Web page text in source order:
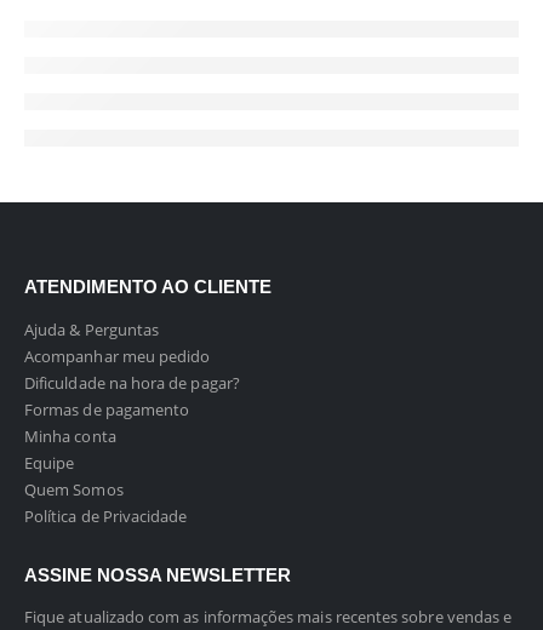
ATENDIMENTO AO CLIENTE
Ajuda & Perguntas
Acompanhar meu pedido
Dificuldade na hora de pagar?
Formas de pagamento
Minha conta
Equipe
Quem Somos
Política de Privacidade
ASSINE NOSSA NEWSLETTER
Fique atualizado com as informações mais recentes sobre vendas e